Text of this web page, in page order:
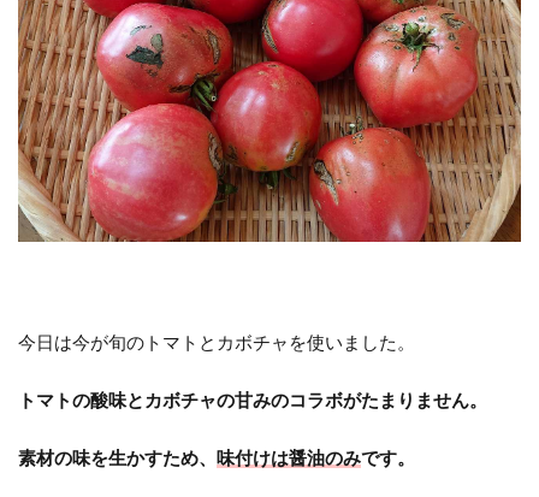
今日は今が旬のトマトとカボチャを使いました。
トマトの酸味とカボチャの甘みのコラボがたまりません。
素材の味を生かすため、 味付けは醤油のみです。